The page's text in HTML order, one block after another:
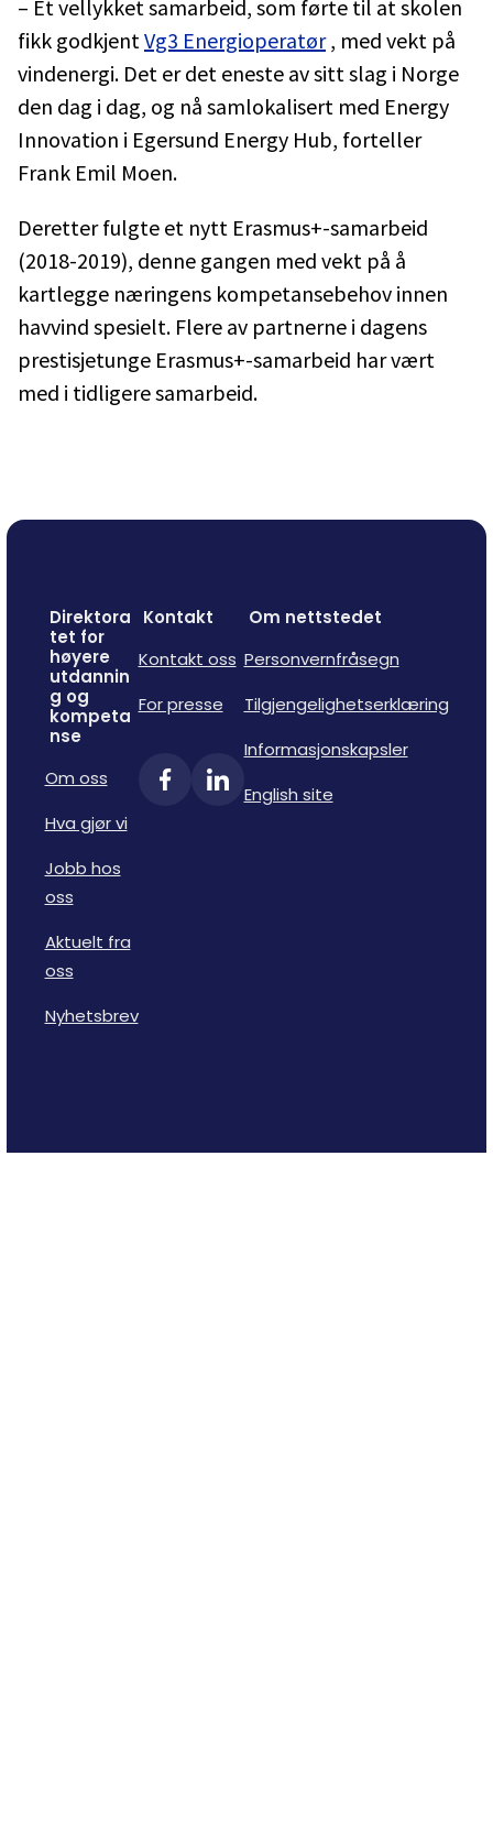
– Et vellykket samarbeid, som førte til at skolen
fikk godkjentVg3 Energioperatør , med vekt på
vindenergi. Det er det eneste av sitt slag i Norge
den dag i dag, og nå samlokalisert med Energy
Innovation i Egersund Energy Hub, forteller
Frank Emil Moen.
Deretter fulgte et nytt Erasmus+-samarbeid
(2018-2019), denne gangen med vekt på å
kartlegge næringens kompetansebehov innen
havvind spesielt. Flere av partnerne i dagens
prestisjetunge Erasmus+-samarbeid har vært
med i tidligere samarbeid.
Direktora
tet for
høyere
utdannin
g og
kompeta
nse
Om oss
Hva gjør vi
Jobb hos
oss
Aktuelt fra
oss
Nyhetsbrev
Kontakt
Kontakt oss
For presse
Om nettstedet
Personvernfråsegn
Tilgjengelighetserklæring
Informasjonskapsler
English site